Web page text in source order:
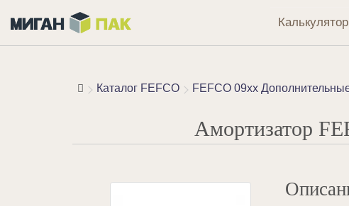
Калькулятор
Каталог FEFCO FEFCO 09xx
Амортизатор